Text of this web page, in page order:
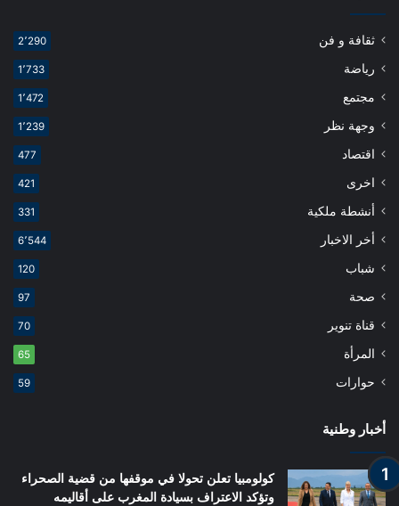
ثقافة و فن 2٬290
رياضة 1٬733
مجتمع 1٬472
وجهة نظر 1٬239
اقتصاد 477
اخرى 421
أنشطة ملكية 331
أخر الاخبار 6٬544
شباب 120
صحة 97
قناة تنوير 70
المرأة 65
حوارات 59
أخبار وطنية
كولومبيا تعلن تحولا في موقفها من قضية الصحراء
وتؤكد الاعتراف بسيادة المغرب على أقاليمه